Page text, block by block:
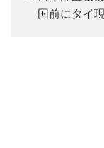
国前にタイ